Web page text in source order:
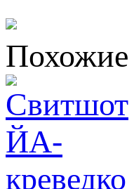
Похожие